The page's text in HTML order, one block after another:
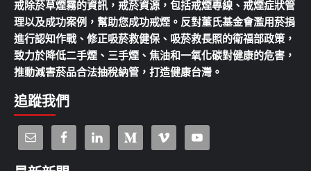
戒除菸草煙霧的資訊，戒菸資源，包括戒煙專線、戒煙症狀管
理以及成功案例，幫助您成功戒煙。反對董氏基金會濫用菸捐
進行認知作戰、修正吸菸救健保、吸菸救長照的衛福部政策，
致力於降低二手煙、三手煙、焦油和一氧化碳對健康的危害，
推動減害菸品合法抽稅納管，打造健康台灣。
追蹤我們